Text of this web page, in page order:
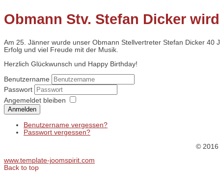
Obmann Stv. Stefan Dicker
Am 25. Jänner wurde unser Obmann Stellvertreter Stefan Dicker
Erfolg und viel Freude mit der Musik.
Herzlich Glückwunsch und Happy Birthday!
Benutzername
Passwort
Angemeldet bleiben
Anmelden
Benutzername vergessen?
Passwort vergessen?
© 2016
www.template-joomspirit.com
Back to top